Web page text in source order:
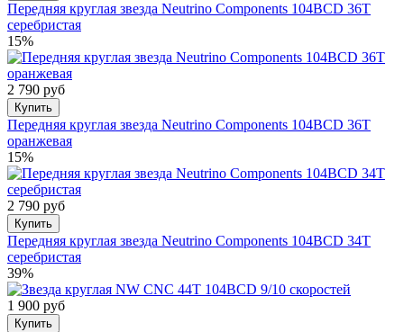
Передняя круглая звезда Neutrino Components 104BCD 36T
серебристая
15%
2 790 руб
Купить
Передняя круглая звезда Neutrino Components 104BCD 36T
оранжевая
15%
2 790 руб
Купить
Передняя круглая звезда Neutrino Components 104BCD 34T
серебристая
39%
1 900 руб
Купить